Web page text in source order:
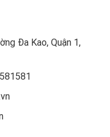
Đa Kao, Quận 1,